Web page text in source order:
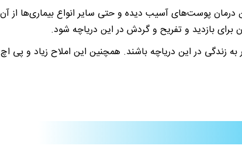
پوست‌های آسیب دیده و حتی سایر انواع بیماری‌ها از
بازدید و تفریح و گردش در این دریاچه شود.
زندگی در این دریاچه باشند. همچنین این املاح زیاد و پی